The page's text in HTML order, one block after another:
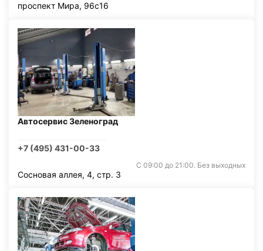
проспект Мира, 96с16
Автосервис Зеленоград
+7 (495) 431-00-33
С 09:00 до 21:00. Без выходных
Сосновая аллея, 4, стр. 3